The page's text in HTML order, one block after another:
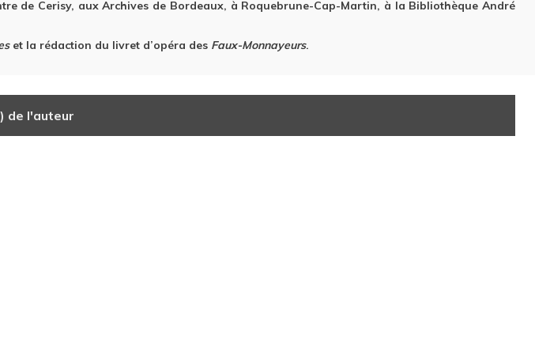
de Cerisy, aux Archives de Bordeaux, à Roquebrune-Cap-Martin, à la Bibliothèque André
et la rédaction du livret d’opéra des Faux-Monnayeurs.
de l'auteur